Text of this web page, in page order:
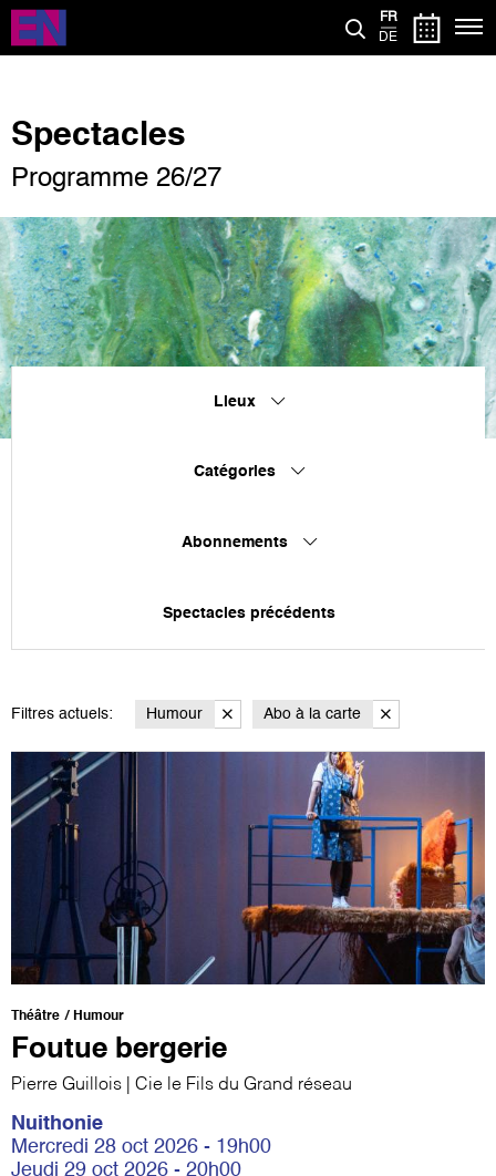
Aller
contenu
FR
DE
Spectacles
Programme 26/27
Lieux
Catégories
Abonnements
Spectacles précédents
Filtres actuels: Humour Abo à la carte
Théâtre Humour
Foutue bergerie
Pierre Guillois | Cie le Fils du Grand réseau
Nuithonie
Mercredi 28 oct 2026 - 19h00
Jeudi 29 oct 2026 - 20h00